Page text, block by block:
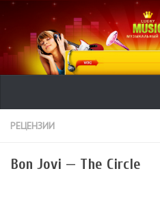
Ликбез
Видео
РЕЦЕНЗИИ
Bon Jovi — The Circle